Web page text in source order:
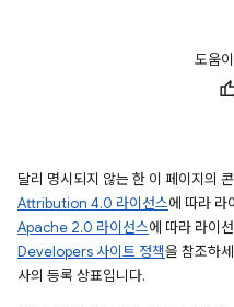
도움
달리 명시되지 않는 한 이 페이지의
Attribution 4.0 라이선스에 따라 라
Apache 2.0 라이선스에 따라 라이
Developers 사이트 정책을 참조하
사의 등록 상표입니다.